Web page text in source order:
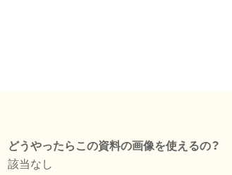
どうやったらこの資料の画像を使えるの？
該当なし